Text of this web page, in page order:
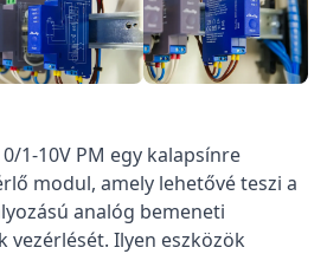
1-10V PM egy kalapsínre
modul, amely lehetővé teszi a
analóg bemeneti
vezérlését. Ilyen eszközök